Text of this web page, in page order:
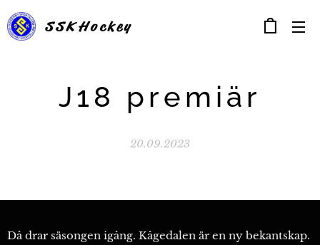
SSKHockey
J18 premiär
20.09.2023
Då drar säsongen igång. Kågedalen är en ny bekantskap.